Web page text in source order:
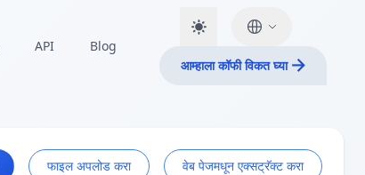
API
Blog
आम्हाला कॉफी विकत घ्या
फाइल अपलोड करा वेब पेजमधून एक्सट्रॅक्ट करा